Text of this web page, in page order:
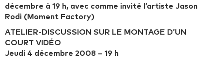
décembre à 19 h, avec comme invité l’artiste Jason
Rodi (Moment Factory)
ATELIER-DISCUSSION SUR LE MONTAGE D’UN
COURT VIDÉO
Jeudi 4 décembre 2008 – 19 h